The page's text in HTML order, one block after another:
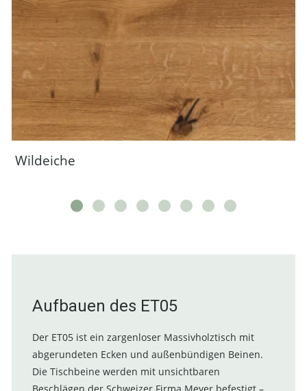
Wildeiche
Aufbauen des ET05
Der ET05 ist ein zargenloser Massivholztisch mit
abgerundeten Ecken und außenbündigen Beinen.
Die Tischbeine werden mit unsichtbaren